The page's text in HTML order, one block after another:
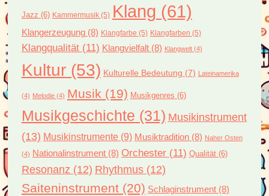
Jazz (6) Kammermusik(5) Klang (61)
Klangerzeugung(8) Klangfarbe (5) Klangfarben (5)
Klangqualität(11) Klangvielfalt(8) Klangwelt(4)
Kultur(53) Kulturelle Bedeutung (7) Lateinamerika
(4) Melodie(4) Musik (19) Musikgenres (6)
Musikgeschichte (31) Musikinstrument
(13) Musikinstrumente(9) Musiktradition(8) Naher Osten
(4) Nationalinstrument(8) Orchester(11) Qualität(6)
Resonanz (12) Rhythmus(12)
Saiteninstrument(20) Schlaginstrument(8)